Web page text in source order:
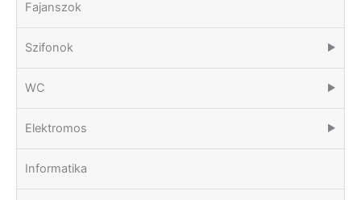
Fajanszok
Szifonok ▶
WC ▶
Elektromos ▶
Informatika